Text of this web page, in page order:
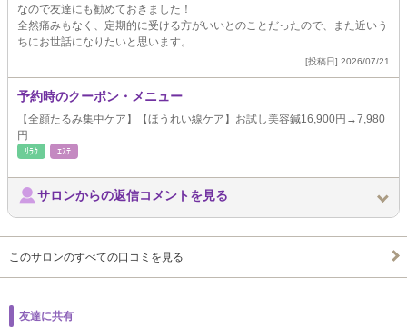
なので友達にも勧めておきました！
全然痛みもなく、定期的に受ける方がいいとのことだったので、また近いう
ちにお世話になりたいと思います。
[投稿日] 2026/07/21
予約時のクーポン・メニュー
【全顔たるみ集中ケア】【ほうれい線ケア】お試し美容鍼16,900円→7,980
円
ﾘﾗｸ ｴｽﾃ
サロンからの返信コメントを見る
このサロンのすべての口コミを見る
友達に共有